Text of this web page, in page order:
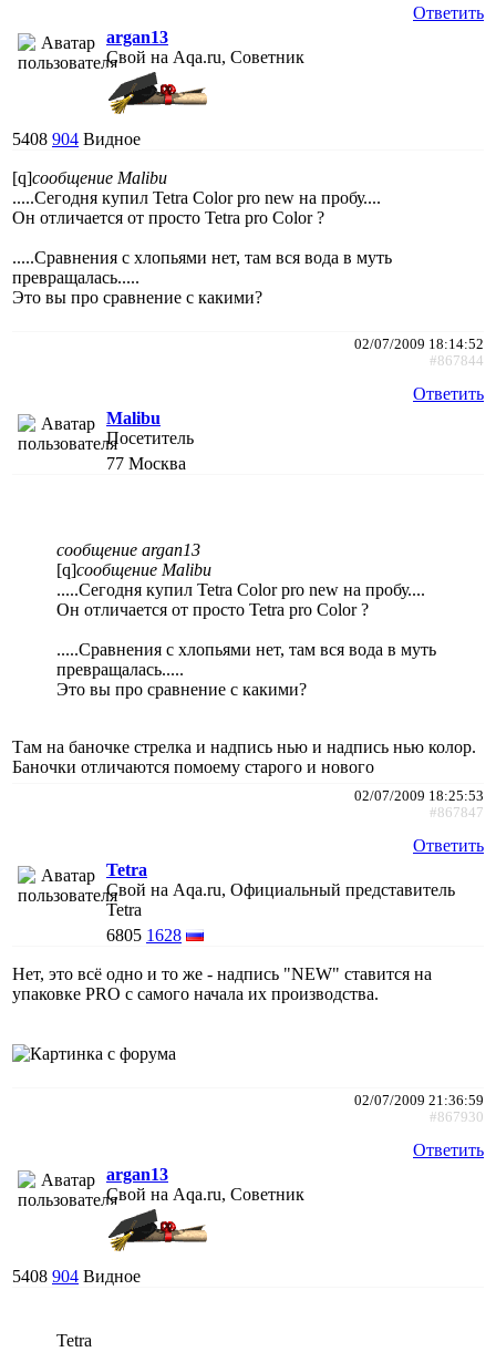
Ответить
argan13
Свой на Aqa.ru, Советник
5408 904 Видное
[q]сообщение Malibu
.....Сегодня купил Tetra Color pro new на пробу....
Он отличается от просто Tetra pro Color ?
.....Сравнения с хлопьями нет, там вся вода в муть
превращалась.....
Это вы про сравнение с какими?
02/07/2009 18:14:52
#867844
Ответить
Malibu
Посетитель
77 Москва
сообщение argan13
[q]сообщение Malibu
.....Сегодня купил Tetra Color pro new на пробу....
Он отличается от просто Tetra pro Color ?
.....Сравнения с хлопьями нет, там вся вода в муть
превращалась.....
Это вы про сравнение с какими?
Там на баночке стрелка и надпись нью и надпись нью колор.
Баночки отличаются помоему старого и нового
02/07/2009 18:25:53
#867847
Ответить
Tetra
Свой на Aqa.ru, Официальный представитель
Tetra
6805 1628
Нет, это всё одно и то же - надпись "NEW" ставится на
упаковке PRO с самого начала их производства.
02/07/2009 21:36:59
#867930
Ответить
argan13
Свой на Aqa.ru, Советник
5408 904 Видное
Tetra